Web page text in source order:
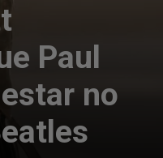
Paul
no